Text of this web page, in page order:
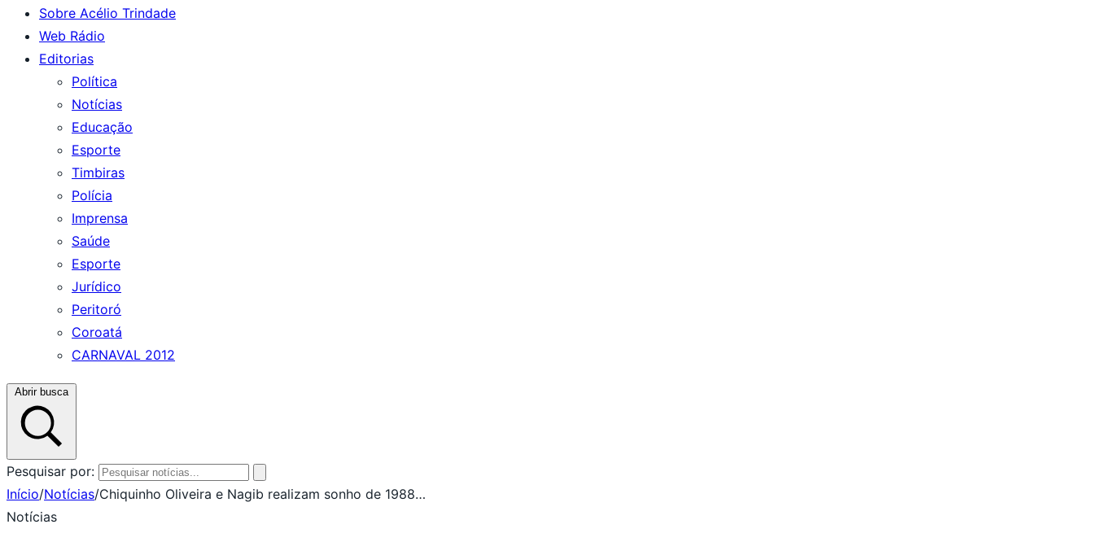
Sobre Acélio Trindade
Web Rádio
Editorias
Política
Notícias
Educação
Esporte
Timbiras
Polícia
Imprensa
Saúde
Esporte
Jurídico
Peritoró
Coroatá
CARNAVAL 2012
Abrir busca
Pesquisar por:
Início/Notícias/Chiquinho Oliveira e Nagib realizam sonho de 1988…
Notícias